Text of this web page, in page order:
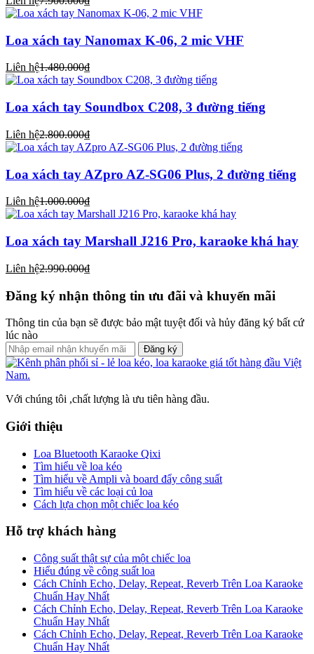
Loa xách tay Nanomax K-06, 2 mic VHF
Liên hệ1.480.000₫
Loa xách tay Soundbox C208, 3 đường tiếng
Liên hệ2.800.000₫
Loa xách tay AZpro AZ-SG06 Plus, 2 đường tiếng
Liên hệ1.000.000₫
Loa xách tay Marshall J216 Pro, karaoke khá hay
Liên hệ2.990.000₫
Đăng ký nhận thông tin ưu đãi và khuyến mãi
Thông tin của bạn sẽ được bảo mật tuyệt đối và hủy đăng ký bất cứ
lúc nào
Đăng ký
Với chúng tôi ,chất lượng là ưu tiên hàng đầu.
Giới thiệu
Loa Bluetooth Karaoke Qixi
Tìm hiểu về loa kéo
Tìm hiểu về Ampli và board đẩy công suất
Tìm hiểu về các loại củ loa
Cách lựa chọn một chiếc loa kéo
Hỗ trợ khách hàng
Công suất thật sự của một chiếc loa
Hiểu đúng về công suất loa
Cách Chỉnh Echo, Delay, Repeat, Reverb Trên Loa Karaoke
Chuẩn Hay Nhất
Cách Chỉnh Echo, Delay, Repeat, Reverb Trên Loa Karaoke
Chuẩn Hay Nhất
Cách Chỉnh Echo, Delay, Repeat, Reverb Trên Loa Karaoke
Chuẩn Hay Nhất